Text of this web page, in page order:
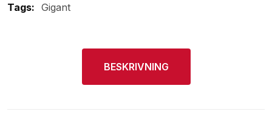
Tags: Gigant
BESKRIVNING